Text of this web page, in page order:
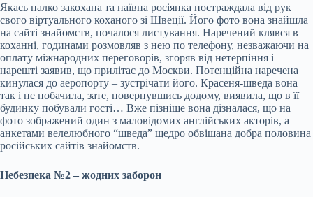
Якась палко закохана та наївна росіянка постраждала від рук
свого віртуального коханого зі Швеції. Його фото вона знайшла
на сайті знайомств, почалося листування. Наречений клявся в
коханні, годинами розмовляв з нею по телефону, незважаючи на
оплату міжнародних переговорів, згоряв від нетерпіння і
нарешті заявив, що прилітає до Москви. Потенційна наречена
кинулася до аеропорту – зустрічати його. Красеня-шведа вона
так і не побачила, зате, повернувшись додому, виявила, що в її
будинку побували гості… Вже пізніше вона дізналася, що на
фото зображений один з маловідомих англійських акторів, а
анкетами велелюбного “шведа” щедро обвішана добра половина
російських сайтів знайомств.
Небезпека №2 – жодних заборон